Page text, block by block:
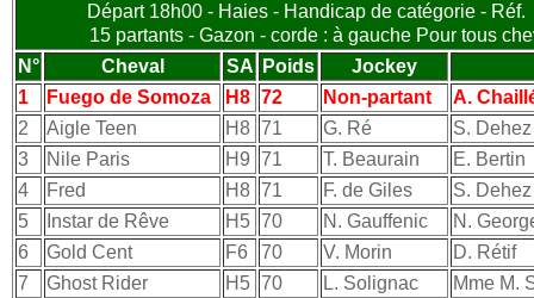
Départ 18h00 - Haies - Handicap de catégorie -
15 partants - Gazon - corde : à gauche Pour tous
N°
Cheval SA Poids
Jockey
1
Fuego de Somoza H8 72 Non-partant
A.
2
Aigle Teen H8 71 G. Ré
S. Dehez
3
Nile Paris H9 71 T. Beaurain
E. Bertin
4
Fred H8 71 F. de Giles
S. Dehez
5
Instar de Rêve H5 70 N. Gauffenic
N.
6
Gold Cent F6 70 V. Morin
D. Rétif
7
Ghost Rider H5 70 L. Solignac
Mme M.